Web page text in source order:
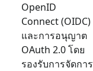
OpenID
Connect (OIDC)
และการอนุญาต
OAuth 2.0 โดย
รองรับการจัดการ